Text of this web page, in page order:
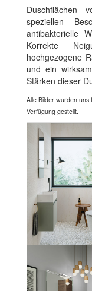
Duschflächen
speziellen
antibakterielle
Korrekte
hochgezogene
und ein
Stärken dieser
Alle Bilder wurden uns
Verfügung gestellt.